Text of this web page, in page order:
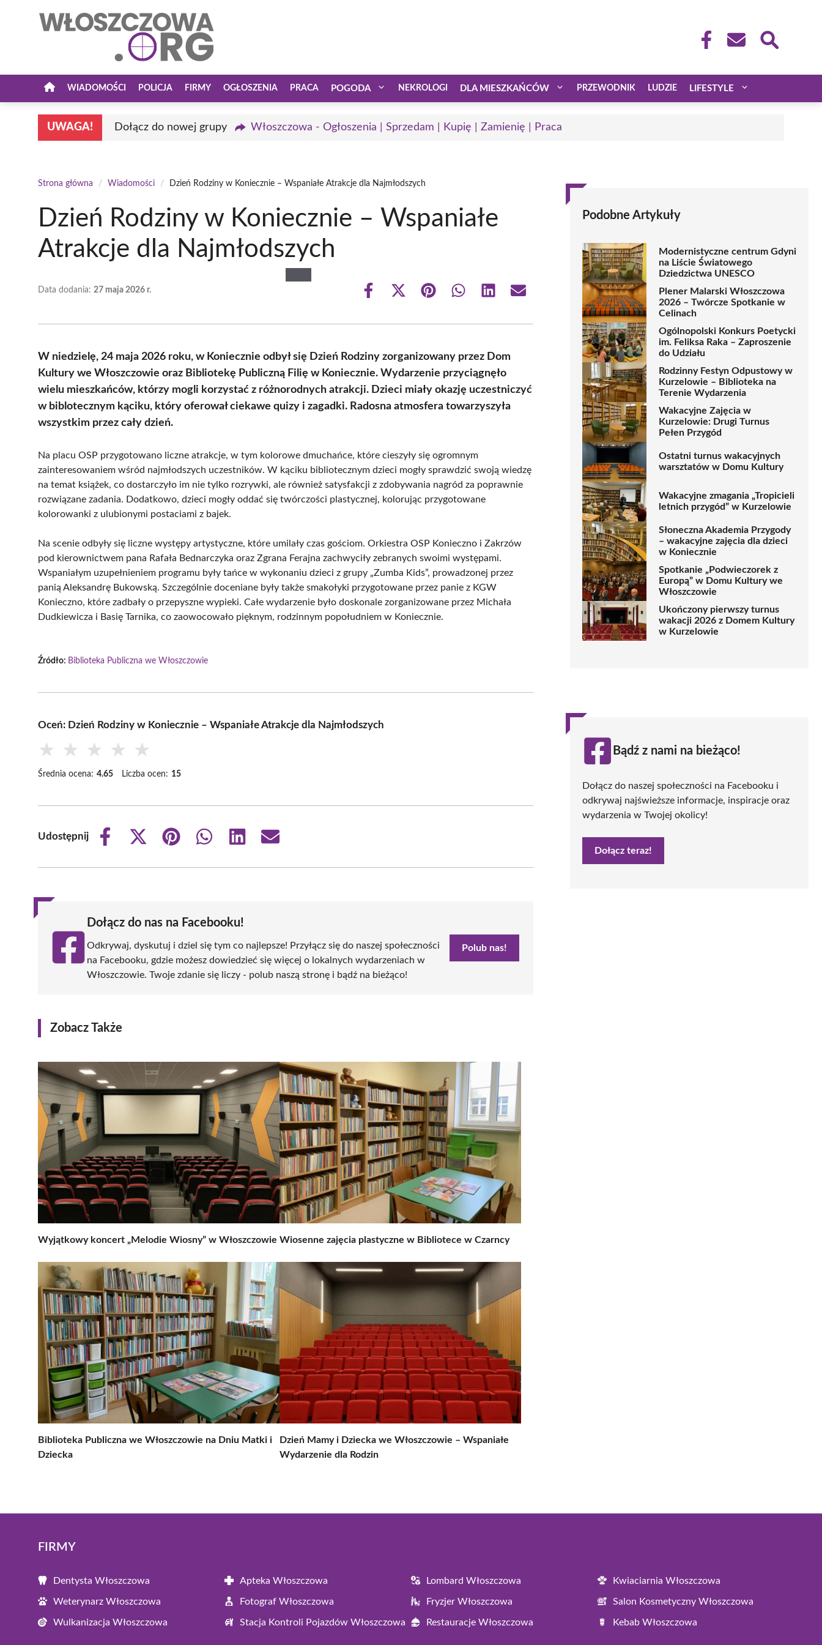
WIADOMOŚCI POLICJA FIRMY OGŁOSZENIA PRACA POGODA NEKROLOGI DLA MIESZKAŃCÓW PRZEWODNIK LUDZIE LIFESTYLE
UWAGA! Dołącz do nowej grupy Włoszczowa - Ogłoszenia | Sprzedam | Kupię | Zamienię | Praca
Strona główna / Wiadomości / Dzień Rodziny w Koniecznie – Wspaniałe Atrakcje dla Najmłodszych
Dzień Rodziny w Koniecznie – Wspaniałe
Atrakcje dla Najmłodszych
Data dodania: 27 maja 2026 r.
Share
Share
(Twitter)
Share Share Share Share
W niedzielę, 24 maja 2026 roku, w Koniecznie odbył się Dzień Rodziny zorganizowany przez Dom
Kultury we Włoszczowie oraz Bibliotekę Publiczną Filię w Koniecznie. Wydarzenie przyciągnęło
wielu mieszkańców, którzy mogli korzystać z różnorodnych atrakcji. Dzieci miały okazję uczestniczyć
w biblotecznym kąciku, który oferował ciekawe quizy i zagadki. Radosna atmosfera towarzyszyła
wszystkim przez cały dzień.
Na placu OSP przygotowano liczne atrakcje, w tym kolorowe dmuchańce, które cieszyły się ogromnym
zainteresowaniem wśród najmłodszych uczestników. W kąciku bibliotecznym dzieci mogły sprawdzić swoją wiedzę
na temat książek, co dostarczyło im nie tylko rozrywki, ale również satysfakcji z zdobywania nagród za poprawnie
rozwiązane zadania. Dodatkowo, dzieci mogły oddać się twórczości plastycznej, kolorując przygotowane
kolorowanki z ulubionymi postaciami z bajek.
Na scenie odbyły się liczne występy artystyczne, które umilały czas gościom. Orkiestra OSP Konieczno i Zakrzów
pod kierownictwem pana Rafała Bednarczyka oraz Zgrana Ferajna zachwyciły zebranych swoimi występami.
Wspaniałym uzupełnieniem programu były tańce w wykonaniu dzieci z grupy „Zumba Kids”, prowadzonej przez
panią Aleksandrę Bukowską. Szczególnie doceniane były także smakołyki przygotowane przez panie z KGW
Konieczno, które zadbały o przepyszne wypieki. Całe wydarzenie było doskonale zorganizowane przez Michała
Dudkiewicza i Basię Tarnika, co zaowocowało pięknym, rodzinnym popołudniem w Koniecznie.
Źródło: Biblioteka Publiczna we Włoszczowie
Oceń: Dzień Rodziny w Koniecznie – Wspaniałe Atrakcje dla Najmłodszych
★ ★ ★ ★ ★
Średnia ocena: 4.65 Liczba ocen: 15
Udostępnij
Share
Share
(Twitter)
Share
Share
Share
Share
Dołącz do nas na Facebooku!
Odkrywaj, dyskutuj i dziel się tym co najlepsze! Przyłącz się do naszej społeczności
na Facebooku, gdzie możesz dowiedzieć się więcej o lokalnych wydarzeniach w
Włoszczowie. Twoje zdanie się liczy - polub naszą stronę i bądź na bieżąco!
Polub nas!
Zobacz Także
Wyjątkowy koncert „Melodie Wiosny” w Włoszczowie Wiosenne zajęcia plastyczne w Bibliotece w Czarncy
Biblioteka Publiczna we Włoszczowie na Dniu Matki i
Dziecka
Dzień Mamy i Dziecka we Włoszczowie – Wspaniałe
Wydarzenie dla Rodzin
Podobne Artykuły
Modernistyczne centrum Gdyni
na Liście Światowego
Dziedzictwa UNESCO
Plener Malarski Włoszczowa
2026 – Twórcze Spotkanie w
Celinach
Ogólnopolski Konkurs Poetycki
im. Feliksa Raka – Zaproszenie
do Udziału
Rodzinny Festyn Odpustowy w
Kurzelowie – Biblioteka na
Terenie Wydarzenia
Wakacyjne Zajęcia w
Kurzelowie: Drugi Turnus
Pełen Przygód
Ostatni turnus wakacyjnych
warsztatów w Domu Kultury
Wakacyjne zmagania „Tropicieli
letnich przygód” w Kurzelowie
Słoneczna Akademia Przygody
– wakacyjne zajęcia dla dzieci
w Koniecznie
Spotkanie „Podwieczorek z
Europą” w Domu Kultury we
Włoszczowie
Ukończony pierwszy turnus
wakacji 2026 z Domem Kultury
w Kurzelowie
Bądź z nami na bieżąco!
Dołącz do naszej społeczności na Facebooku i
odkrywaj najświeższe informacje, inspiracje oraz
wydarzenia w Twojej okolicy!
Dołącz teraz!
FIRMY
Dentysta Włoszczowa Apteka Włoszczowa Lombard Włoszczowa Kwiaciarnia Włoszczowa
Weterynarz Włoszczowa Fotograf Włoszczowa Fryzjer Włoszczowa Salon Kosmetyczny Włoszczowa
Wulkanizacja Włoszczowa Stacja Kontroli Pojazdów Włoszczowa Restauracje Włoszczowa Kebab Włoszczowa